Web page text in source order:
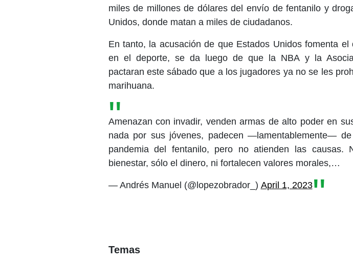
miles de millones de dólares del envío de fentanilo y
Unidos, donde matan a miles de ciudadanos.
En tanto, la acusación de que Estados Unidos fomenta el
en el deporte, se da luego de que la NBA y la
pactaran este sábado que a los jugadores ya no se les
marihuana.
Amenazan con invadir, venden armas de alto poder en
nada por sus jóvenes, padecen —lamentablemente—
pandemia del fentanilo, pero no atienden las causas.
bienestar, sólo el dinero, ni fortalecen valores morales,…
— Andrés Manuel (@lopezobrador_) April 1, 2023
Temas